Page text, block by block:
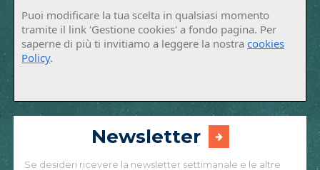
Puoi modificare la tua scelta in qualsiasi momento
tramite il link 'Gestione cookies' a fondo pagina. Per
saperne di più ti invitiamo a leggere la nostracookies
Policy.
Newsletter
Se desideri ricevere la newsletter settimanale e le altre